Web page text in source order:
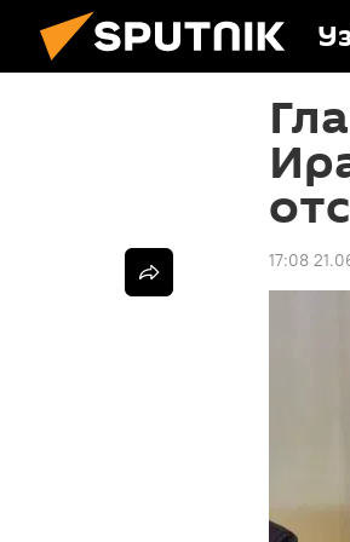
17:08